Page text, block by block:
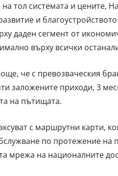
тол системата и цените,
и
даден сегмент от
върху всички
че с превозваческия
заложените приходи, 3
на пътищата.
с маршрутни карти,
по протежение на
мрежа на националните